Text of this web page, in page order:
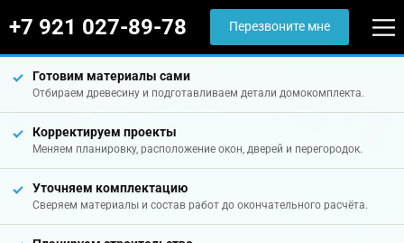
+7 921 027-89-78 Перезвоните мне
Готовим материалы сами
Отбираем древесину и подготавливаем детали домокомплекта.
Корректируем проекты
Меняем планировку, расположение окон, дверей и перегородок.
Уточняем комплектацию
Сверяем материалы и состав работ до окончательного расчёта.